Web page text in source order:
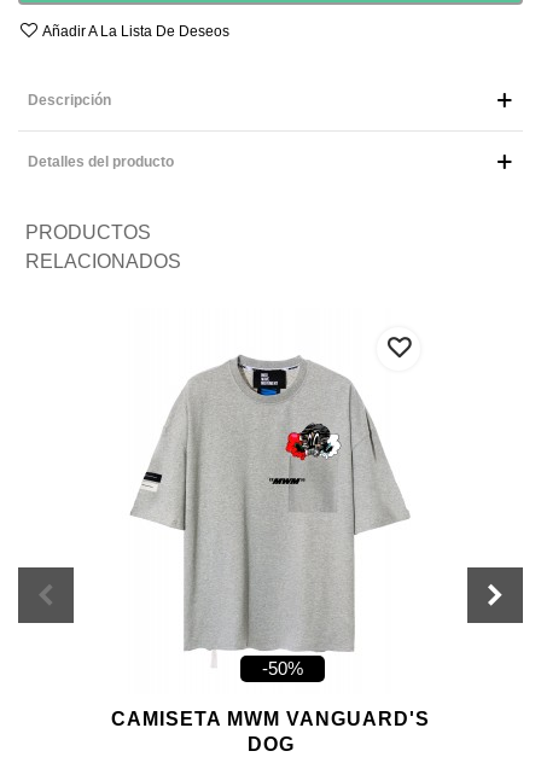
Añadir A La Lista De Deseos
Descripción
Detalles del producto
PRODUCTOS
RELACIONADOS
-50%
CAMISETA MWM VANGUARD'S
DOG